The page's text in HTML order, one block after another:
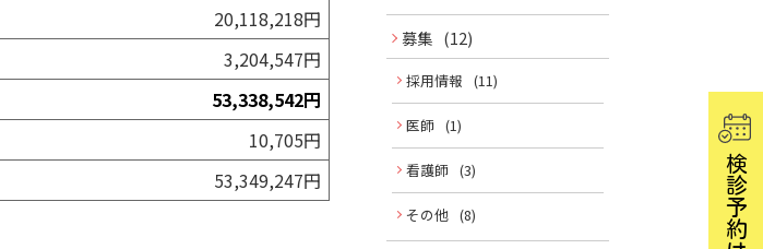
20,118,218円
3,204,547円
53,338,542円
10,705円
53,349,247円
募集 (12)
採用情報 (11)
医師 (1)
看護師 (3)
その他 (8)